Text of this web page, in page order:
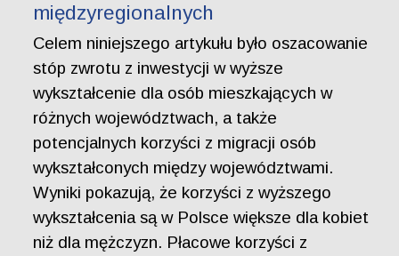
międzyregionalnych
Celem niniejszego artykułu było oszacowanie
stóp zwrotu z inwestycji w wyższe
wykształcenie dla osób mieszkających w
różnych województwach, a także
potencjalnych korzyści z migracji osób
wykształconych między województwami.
Wyniki pokazują, że korzyści z wyższego
wykształcenia są w Polsce większe dla kobiet
niż dla mężczyzn. Płacowe korzyści z